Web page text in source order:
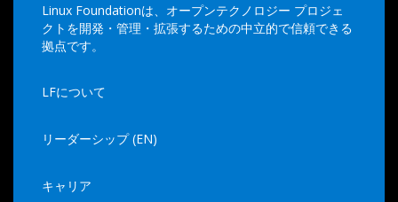
Linux Foundationは、オープンテクノロジー プロジェ
クトを開発・管理・拡張するための中立的で信頼できる
拠点です。
LFについて
リーダーシップ (EN)
キャリア